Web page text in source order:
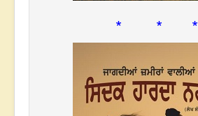
* * *